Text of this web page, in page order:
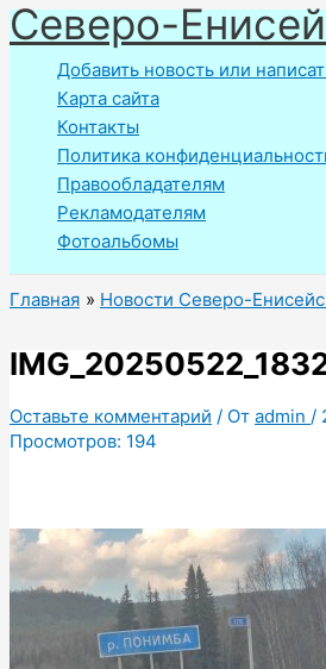
Перейти
к
содержимому
Северо-
Добавить новость или
Карта сайта
Контакты
Политика
Правообладателям
Рекламодателям
Фотоальбомы
Главная Новости Северо-
Оставьте комментарий / От admin /
Просмотров: 194